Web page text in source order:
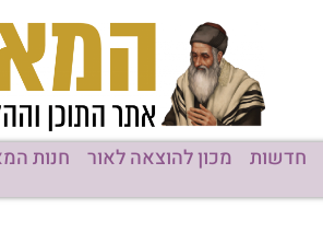
חדשות מכון להוצאה לאור חנות